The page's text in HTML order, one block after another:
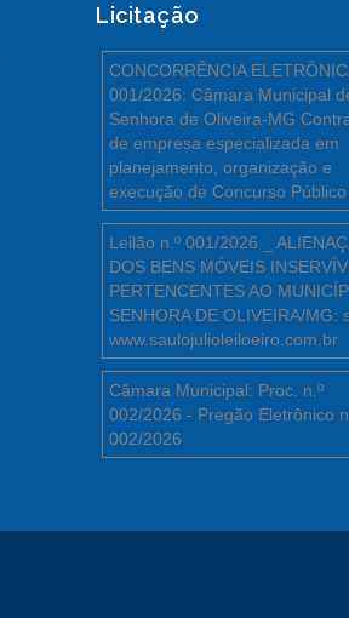
Licitação
CONCORRÊNCIA
001/2026: Câmara Municipal
Senhora de Oliveira-MG
de empresa especializada em
planejamento, organização e
execução de Concurso Público
Leilão n.º 001/2026 _
DOS BENS MÓVEIS
PERTENCENTES AO
SENHORA DE OLIVEIRA/MG:
www.saulojulioleiloeiro.com.br
Câmara Municipal: Proc. n.º
002/2026 - Pregão Eletrônico
002/2026